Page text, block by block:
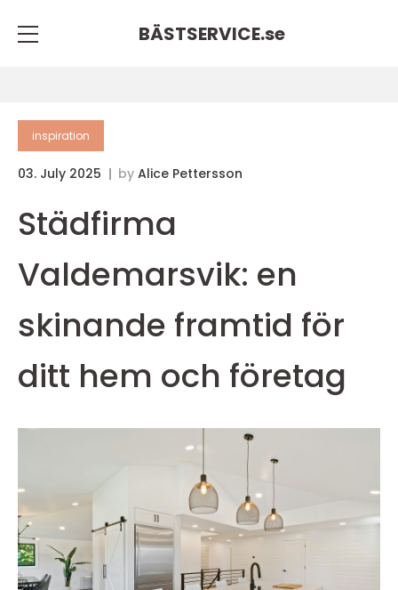
BÄSTSERVICE.se
inspiration
03. July 2025 by Alice Pettersson
Städfirma
Valdemarsvik: en
skinande framtid för
ditt hem och företag